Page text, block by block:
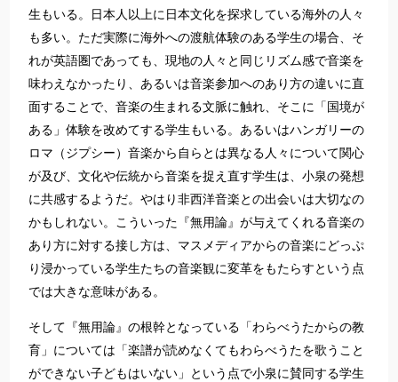
生もいる。日本人以上に日本文化を探求している海外の人々
も多い。ただ実際に海外への渡航体験のある学生の場合、そ
れが英語圏であっても、現地の人々と同じリズム感で音楽を
味わえなかったり、あるいは音楽参加へのあり方の違いに直
面することで、音楽の生まれる文脈に触れ、そこに「国境が
ある」体験を改めてする学生もいる。あるいはハンガリーの
ロマ（ジプシー）音楽から自らとは異なる人々について関心
が及び、文化や伝統から音楽を捉え直す学生は、小泉の発想
に共感するようだ。やはり非西洋音楽との出会いは大切なの
かもしれない。こういった『無用論』が与えてくれる音楽の
あり方に対する接し方は、マスメディアからの音楽にどっぷ
り浸かっている学生たちの音楽観に変革をもたらすという点
では大きな意味がある。
そして『無用論』の根幹となっている「わらべうたからの教
育」については「楽譜が読めなくてもわらべうたを歌うこと
ができない子どもはいない」という点で小泉に賛同する学生